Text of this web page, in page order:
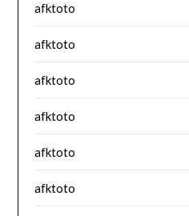
afktoto
afktoto
afktoto
afktoto
afktoto
afktoto